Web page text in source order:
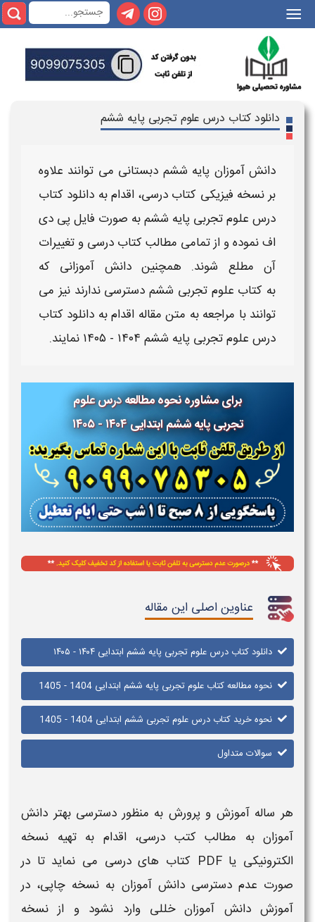
|||
دانلود کتاب درس علوم تجربی پایه ششم
دانش آموزان پایه ششم دبستانی می توانند علاوه
بر نسخه فیزیکی کتاب درسی، اقدام به دانلود کتاب
درس علوم تجربی پایه ششمبه صورت فایل پی دی
اف نموده و از تمامی مطالب کتاب درسی و تغییرات
آن مطلع شوند. همچنین دانش آموزانی که
به کتاب علوم تجربی ششم دسترسی ندارند نیز می
توانند با مراجعه به متن مقاله اقدام به دانلود کتاب
درس علوم تجربی پایه ششم ۱۴۰۴ - ۱۴۰۵ نمایند.
برای مشاوره نحوه مطالعهدرسعلوم
تجربیپایه ششم ابتدایی۱۴۰۴ - ۱۴۰۵
عناوین اصلی این مقاله
دانلود کتاب درس علوم تجربی ​​پایه ششم ابتدایی ۱۴۰۴ - ۱۴۰۵
نحوه مطالعه کتاب علوم تجربی ​​پایه ششم ابتدایی 1404 - 1405
نحوه خرید کتاب درس علوم تجربی ششم ابتدایی 1404 - 1405
سوالات متداول
هر ساله آموزش و پرورش به منظور دسترسی بهتر دانش
آموزان به مطالب کتب درسی، اقدام به تهیه نسخه
الکترونیکی یا PDF
کتاب های درسی می نماید تا در
صورت عدم دسترسی دانش آموزان به نسخه چاپی، در
آموزش دانش آموزان خللی وارد نشود و از نسخه